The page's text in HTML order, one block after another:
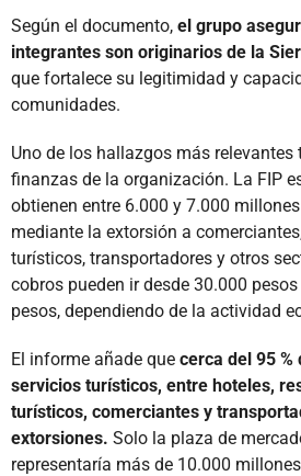
Según el documento, el grupo
integrantes son originarios de la
que fortalece su legitimidad y
comunidades.
Uno de los hallazgos más relevantes
finanzas de la organización. La FIP
obtienen entre 6.000 y 7.000
mediante la extorsión a
turísticos, transportadores y otros
cobros pueden ir desde 30.000
pesos, dependiendo de la actividad
El informe añade que cerca del 95
servicios turísticos, entre hoteles,
turísticos, comerciantes y
extorsiones. Solo la plaza de
representaría más de 10.000